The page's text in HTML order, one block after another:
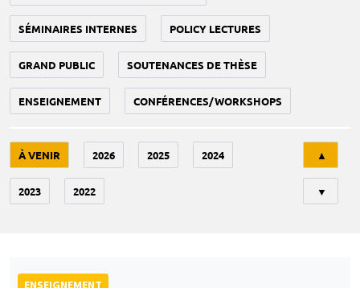
SÉMINAIRES INTERNES POLICY LECTURES
GRAND PUBLIC SOUTENANCES DE THÈSE
ENSEIGNEMENT CONFÉRENCES/WORKSHOPS
À VENIR 2026 2025 2024
2023 2022
▲
▼
ENSEIGNEMENT